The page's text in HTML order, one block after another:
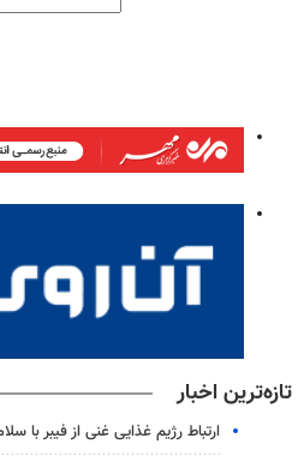
تازه‌ترین اخبار
ارتباط رژیم غذایی غنی از فیبر با